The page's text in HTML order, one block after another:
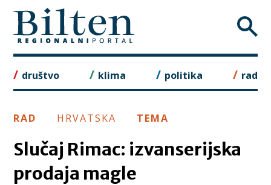
to
content
društvo klima politika rad
RAD HRVATSKA TEMA
Slučaj Rimac: izvanserijska
prodaja magle